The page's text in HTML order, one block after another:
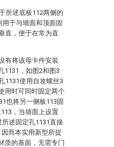
所述底板112两侧的
于与墙面和顶面固
直，便于在常为直
有将该母卡件安装
1131，如图2和图3
1131使用自攻螺丝3
用时可同时固定两个
也将另一侧板113固
，当墙面上设置
述固定孔1131直接
而本实用新型所提
质的基面，无需专门